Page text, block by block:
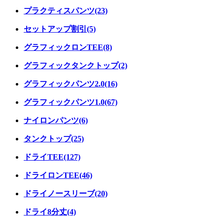
プラクティスパンツ(23)
セットアップ割引(5)
グラフィックロンTEE(8)
グラフィックタンクトップ(2)
グラフィックパンツ2.0(16)
グラフィックパンツ1.0(67)
ナイロンパンツ(6)
タンクトップ(25)
ドライTEE(127)
ドライロンTEE(46)
ドライノースリーブ(20)
ドライ8分丈(4)